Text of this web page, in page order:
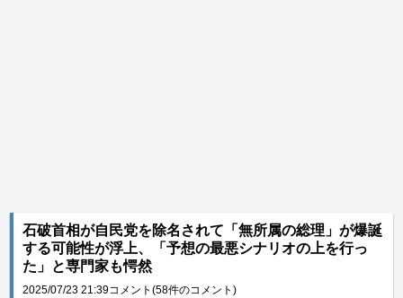
石破首相が自民党を除名されて「無所属の総理」が爆誕
する可能性が浮上、「予想の最悪シナリオの上を行っ
た」と専門家も愕然
2025/07/23 21:39コメント(58件のコメント)